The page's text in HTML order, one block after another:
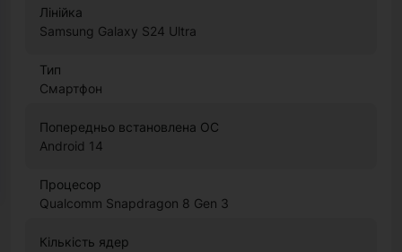
Лінійка
Samsung Galaxy S24 Ultra
Тип
Смартфон
Попередньо встановлена ОС
Android 14
Процесор
Qualcomm Snapdragon 8 Gen 3
Кількість ядер